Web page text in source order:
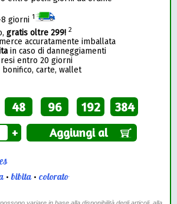
giorni 1
gratis oltre 299! 2
accuratamente imballata
in caso di danneggiamenti
resi entro 20 giorni
carte, wallet
48 96 192 384
+ Aggiungi al
•bibita•colorato